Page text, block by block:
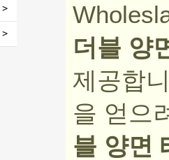
더블 양
제공합
을 얻으
블 양면